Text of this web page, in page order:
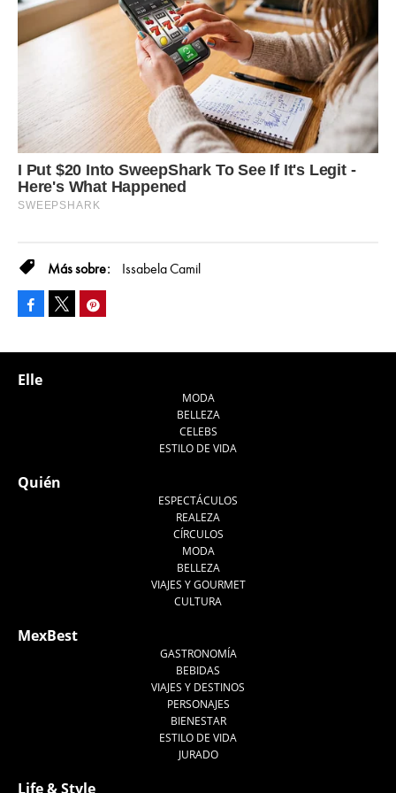
Issabela Camil
Facebook
Elle
MODA
BELLEZA
CELEBS
ESTILO DE VIDA
Quién
ESPECTÁCULOS
REALEZA
CÍRCULOS
MODA
BELLEZA
VIAJES Y GOURMET
CULTURA
MexBest
GASTRONOMÍA
BEBIDAS
VIAJES Y DESTINOS
PERSONAJES
BIENESTAR
ESTILO DE VIDA
JURADO
Life & Style